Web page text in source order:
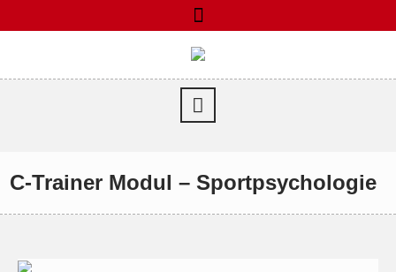
C-Trainer Modul – Sportpsychologie